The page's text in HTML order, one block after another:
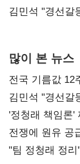
다툼 격화
김민석 "경선갈
많이 본 뉴스
전국 기름값 12
김민석 "경선갈
사과부터"
'정청래 책임론'
때리기
전쟁에 원유 공
핵심으로 재부
"팀 정청래 정